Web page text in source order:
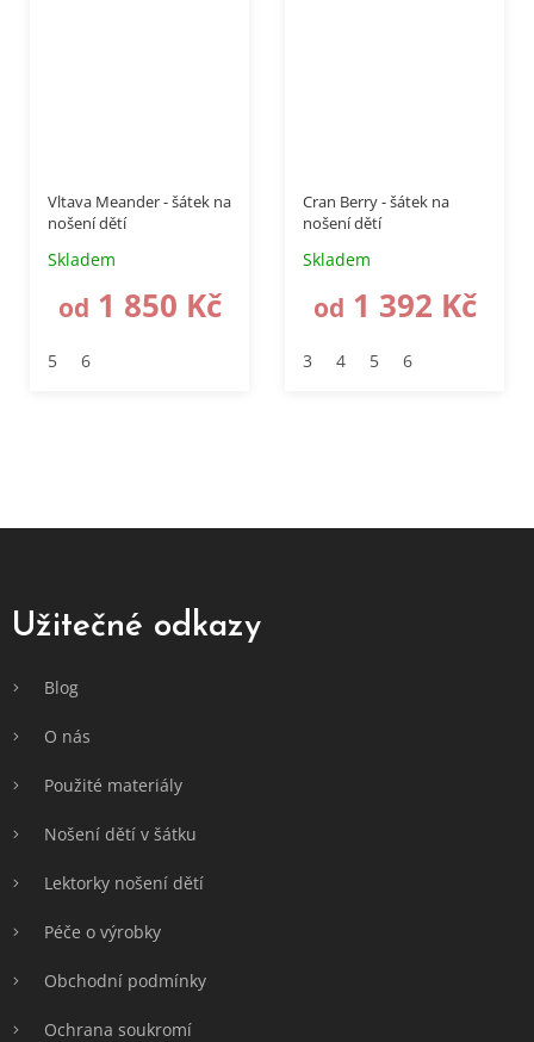
Vltava Meander - šátek na
nošení dětí
Skladem
od 1 850 Kč
5 6
Cran Berry - šátek na
nošení dětí
Skladem
od 1 392 Kč
3 4 5 6
Užitečné odkazy
Blog
O nás
Použité materiály
Nošení dětí v šátku
Lektorky nošení dětí
Péče o výrobky
Obchodní podmínky
Ochrana soukromí